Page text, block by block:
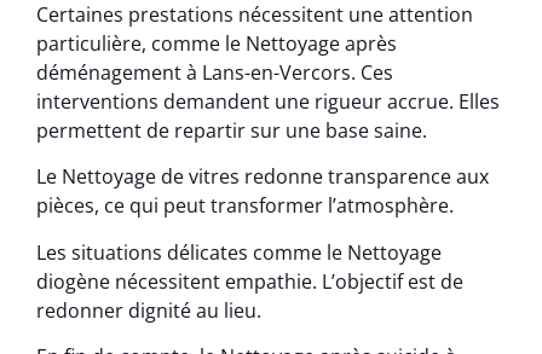
Certaines prestations nécessitent une attention
particulière, comme le Nettoyage après
déménagement à Lans-en-Vercors. Ces
interventions demandent une rigueur accrue. Elles
permettent de repartir sur une base saine.
Le Nettoyage de vitres redonne transparence aux
pièces, ce qui peut transformer l’atmosphère.
Les situations délicates comme le Nettoyage
diogène nécessitent empathie. L’objectif est de
redonner dignité au lieu.